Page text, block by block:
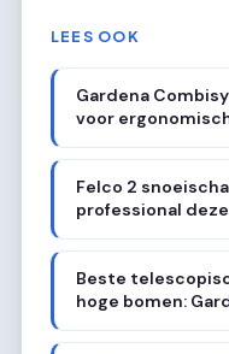
LEES OOK
Gardena
voor
Felco 2
professional
Beste
hoge bomen: